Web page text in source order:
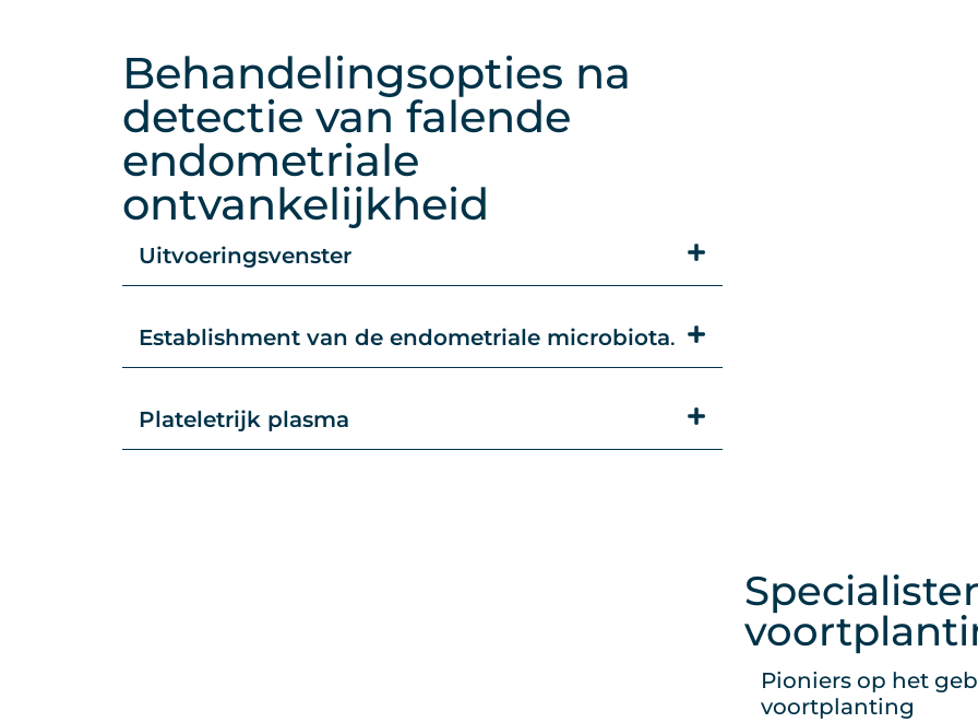
Behandelingsopties na
detectie van falende
endometriale
ontvankelijkheid
Uitvoeringsvenster
Establishment van de endometriale microbiota.
Plateletrijk plasma
Pioniers op het
voortplanting